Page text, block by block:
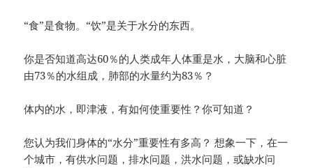
“食”是食物。“饮”是关于水分的东西。
你是否知道高达60％的人类成年人体重是水，大脑和心脏
由73％的水组成，肺部的水量约为83％？
体内的水，即津液，有如何使重要性？你可知道？
您认为我们身体的“水分”重要性有多高？ 想象一下，在一
个城市，有供水问题，排水问题，洪水问题，或缺水问